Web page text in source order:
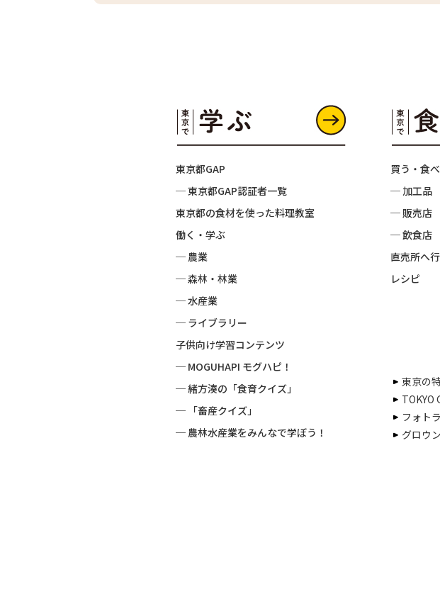
東京都GAP
─ 東京都GAP認証者一覧
東京都の食材を使った料理教室
働く・学ぶ
─ 農業
─ 森林・林業
─ 水産業
─ ライブラリー
子供向け学習コンテンツ
─ MOGUHAPI モグハピ！
─ 緒方湊の「食育クイズ」
─ 「畜産クイズ」
─ 農林水産業をみんなで学ぼう！
買う・食
─ 加工品
─ 販売店
─ 飲食店
直売所へ
レシピ
東京の
TOKYO
フォト
グロウ